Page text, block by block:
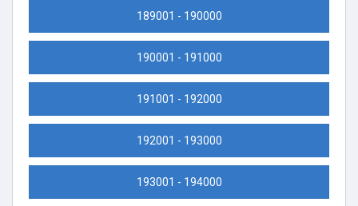
189001 - 190000
190001 - 191000
191001 - 192000
192001 - 193000
193001 - 194000